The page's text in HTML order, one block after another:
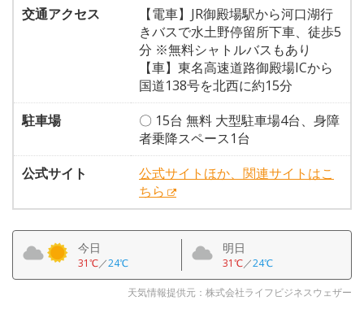
交通アクセス
【電車】JR御殿場駅から河口湖行
きバスで水土野停留所下車、徒歩5
分 ※無料シャトルバスもあり
【車】東名高速道路御殿場ICから
国道138号を北西に約15分
駐車場
〇 15台 無料 大型駐車場4台、身障
者乗降スペース1台
公式サイト
公式サイトほか、関連サイトはこ
ちら
今日
31℃／24℃
明日
31℃／24℃
天気情報提供元：株式会社ライフビジネスウェザー